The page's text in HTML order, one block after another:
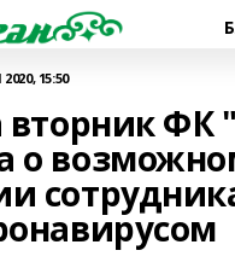
15:50
вторник ФК
о